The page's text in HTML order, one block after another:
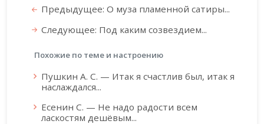
Предыдущее: О муза пламенной сатиры...
Следующее: Под каким созвездием...
Похожие по теме и настроению
Пушкин А. С. — Итак я счастлив был, итак я
наслаждался...
Есенин С. — Не надо радости всем
ласкостям дешёвым...